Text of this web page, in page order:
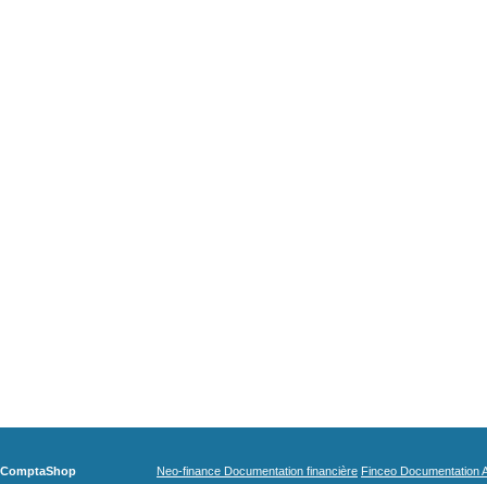
ComptaShop
Neo-finance Documentation financière Finceo Documentation